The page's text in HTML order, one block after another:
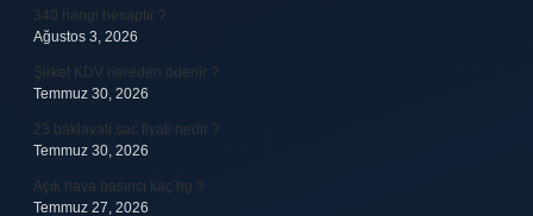
340 hangi hesaptır ?
Ağustos 3, 2026
Şirket KDV nereden ödenir ?
Temmuz 30, 2026
23 baklavalı sac fiyatı nedir ?
Temmuz 30, 2026
Açık hava basıncı kaç hg ?
Temmuz 27, 2026